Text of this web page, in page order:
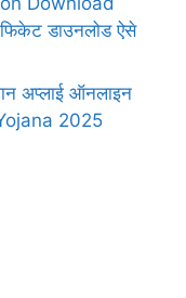
डाउनलोड ऐसे
अप्लाई ऑनलाइन
2025